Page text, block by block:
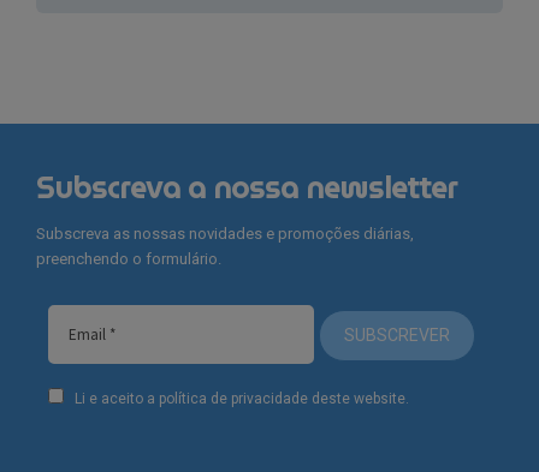
Subscreva a nossa newsletter
Subscreva as nossas novidades e promoções diárias,
preenchendo o formulário.
SUBSCREVER
Li e aceito a política de privacidade deste website.